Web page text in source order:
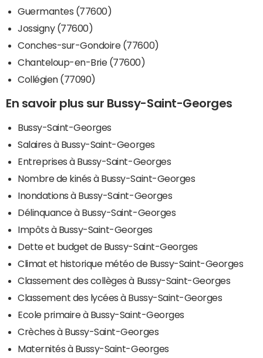
Guermantes (77600)
Jossigny (77600)
Conches-sur-Gondoire (77600)
Chanteloup-en-Brie (77600)
Collégien (77090)
En savoir plus sur Bussy-Saint-Georges
Bussy-Saint-Georges
Salaires à Bussy-Saint-Georges
Entreprises à Bussy-Saint-Georges
Nombre de kinés à Bussy-Saint-Georges
Inondations à Bussy-Saint-Georges
Délinquance à Bussy-Saint-Georges
Impôts à Bussy-Saint-Georges
Dette et budget de Bussy-Saint-Georges
Climat et historique météo de Bussy-Saint-Georges
Classement des collèges à Bussy-Saint-Georges
Classement des lycées à Bussy-Saint-Georges
Ecole primaire à Bussy-Saint-Georges
Crèches à Bussy-Saint-Georges
Maternités à Bussy-Saint-Georges